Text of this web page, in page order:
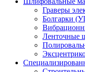
Граверы
Болгарки
Ленточные